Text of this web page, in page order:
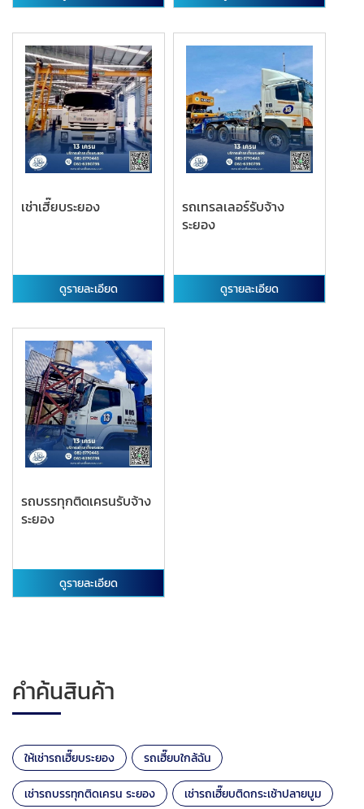
เช่าเฮี๊ยบระยอง
ดูรายละเอียด
รถเทรลเลอร์รับจ้าง
ระยอง
ดูรายละเอียด
รถบรรทุกติดเครนรับจ้าง
ระยอง
ดูรายละเอียด
คำค้นสินค้า
ให้เช่ารถเฮี๊ยบระยอง รถเฮี๊ยบใกล้ฉัน
เช่ารถบรรทุกติดเครน ระยอง เช่ารถเฮี๊ยบติดกระเช้าปลายบูม